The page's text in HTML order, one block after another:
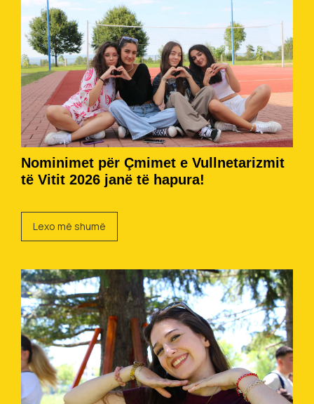
Nominimet për Çmimet e Vullnetarizmit
të Vitit 2026 janë të hapura!
Lexo më shumë